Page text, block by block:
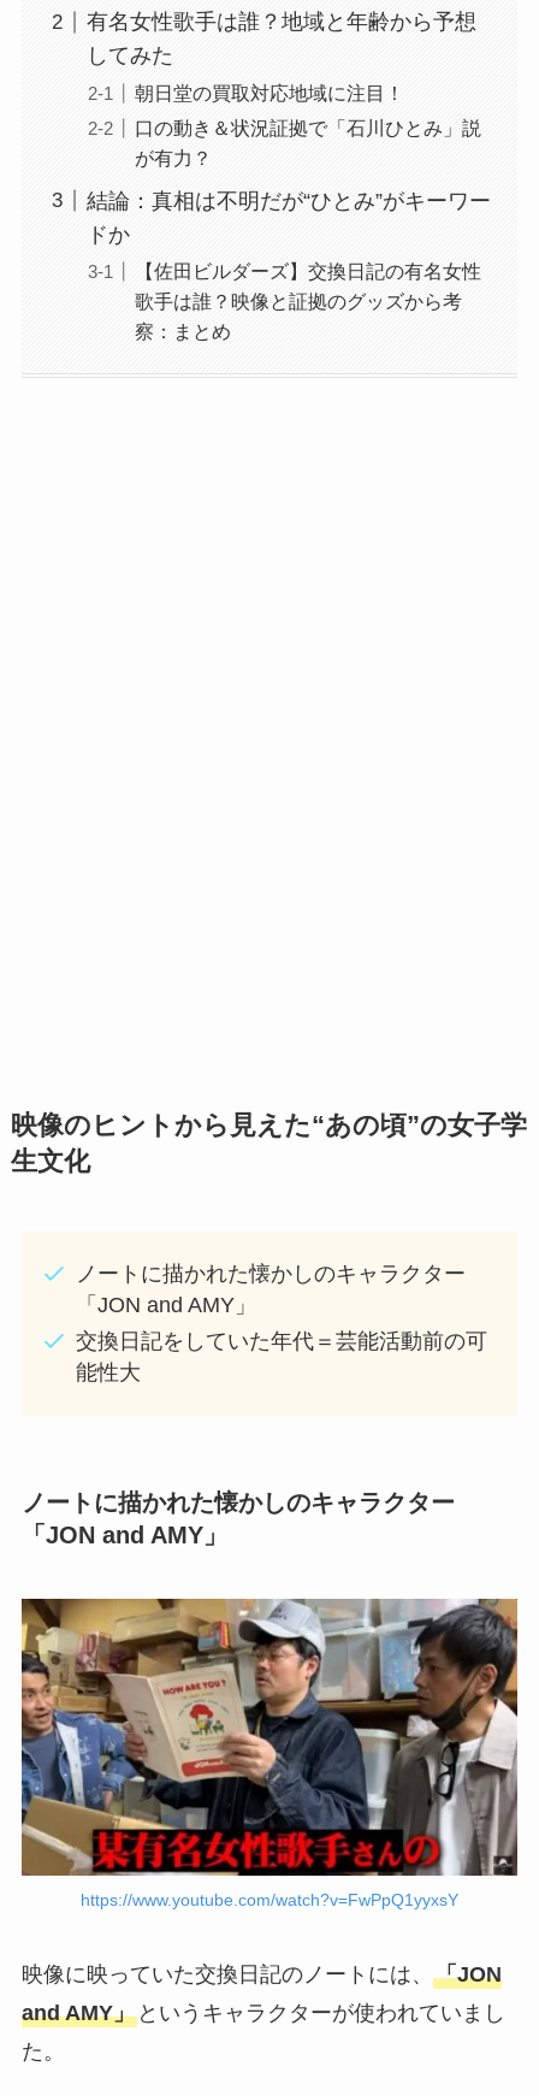
有名女性歌手は誰？地域と年齢から予想
してみた
朝日堂の買取対応地域に注目！
口の動き＆状況証拠で「石川ひとみ」説
が有力？
結論：真相は不明だが“ひとみ”がキーワー
ドか
【佐田ビルダーズ】交換日記の有名女性
歌手は誰？映像と証拠のグッズから考
察：まとめ
映像のヒントから見えた“あの頃”の女子学
生文化
ノートに描かれた懐かしのキャラクター
「JON and AMY」
交換日記をしていた年代＝芸能活動前の可
能性大
ノートに描かれた懐かしのキャラクター
「JON and AMY」
https://www.youtube.com/watch?v=FwPpQ1yyxsY
映像に映っていた交換日記のノートには、 「JON
and AMY」というキャラクターが使われていまし
た。